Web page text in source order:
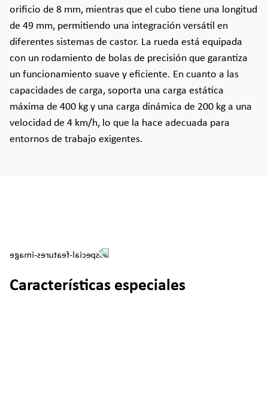
orificio de 8 mm, mientras que el cubo tiene una longitud
de 49 mm, permitiendo una integración versátil en
diferentes sistemas de castor. La rueda está equipada
con un rodamiento de bolas de precisión que garantiza
un funcionamiento suave y eficiente. En cuanto a las
capacidades de carga, soporta una carga estática
máxima de 400 kg y una carga dinámica de 200 kg a una
velocidad de 4 km/h, lo que la hace adecuada para
entornos de trabajo exigentes.
Características especiales